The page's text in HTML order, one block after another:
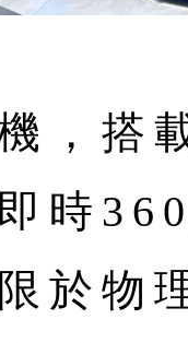
，搭
時
於物